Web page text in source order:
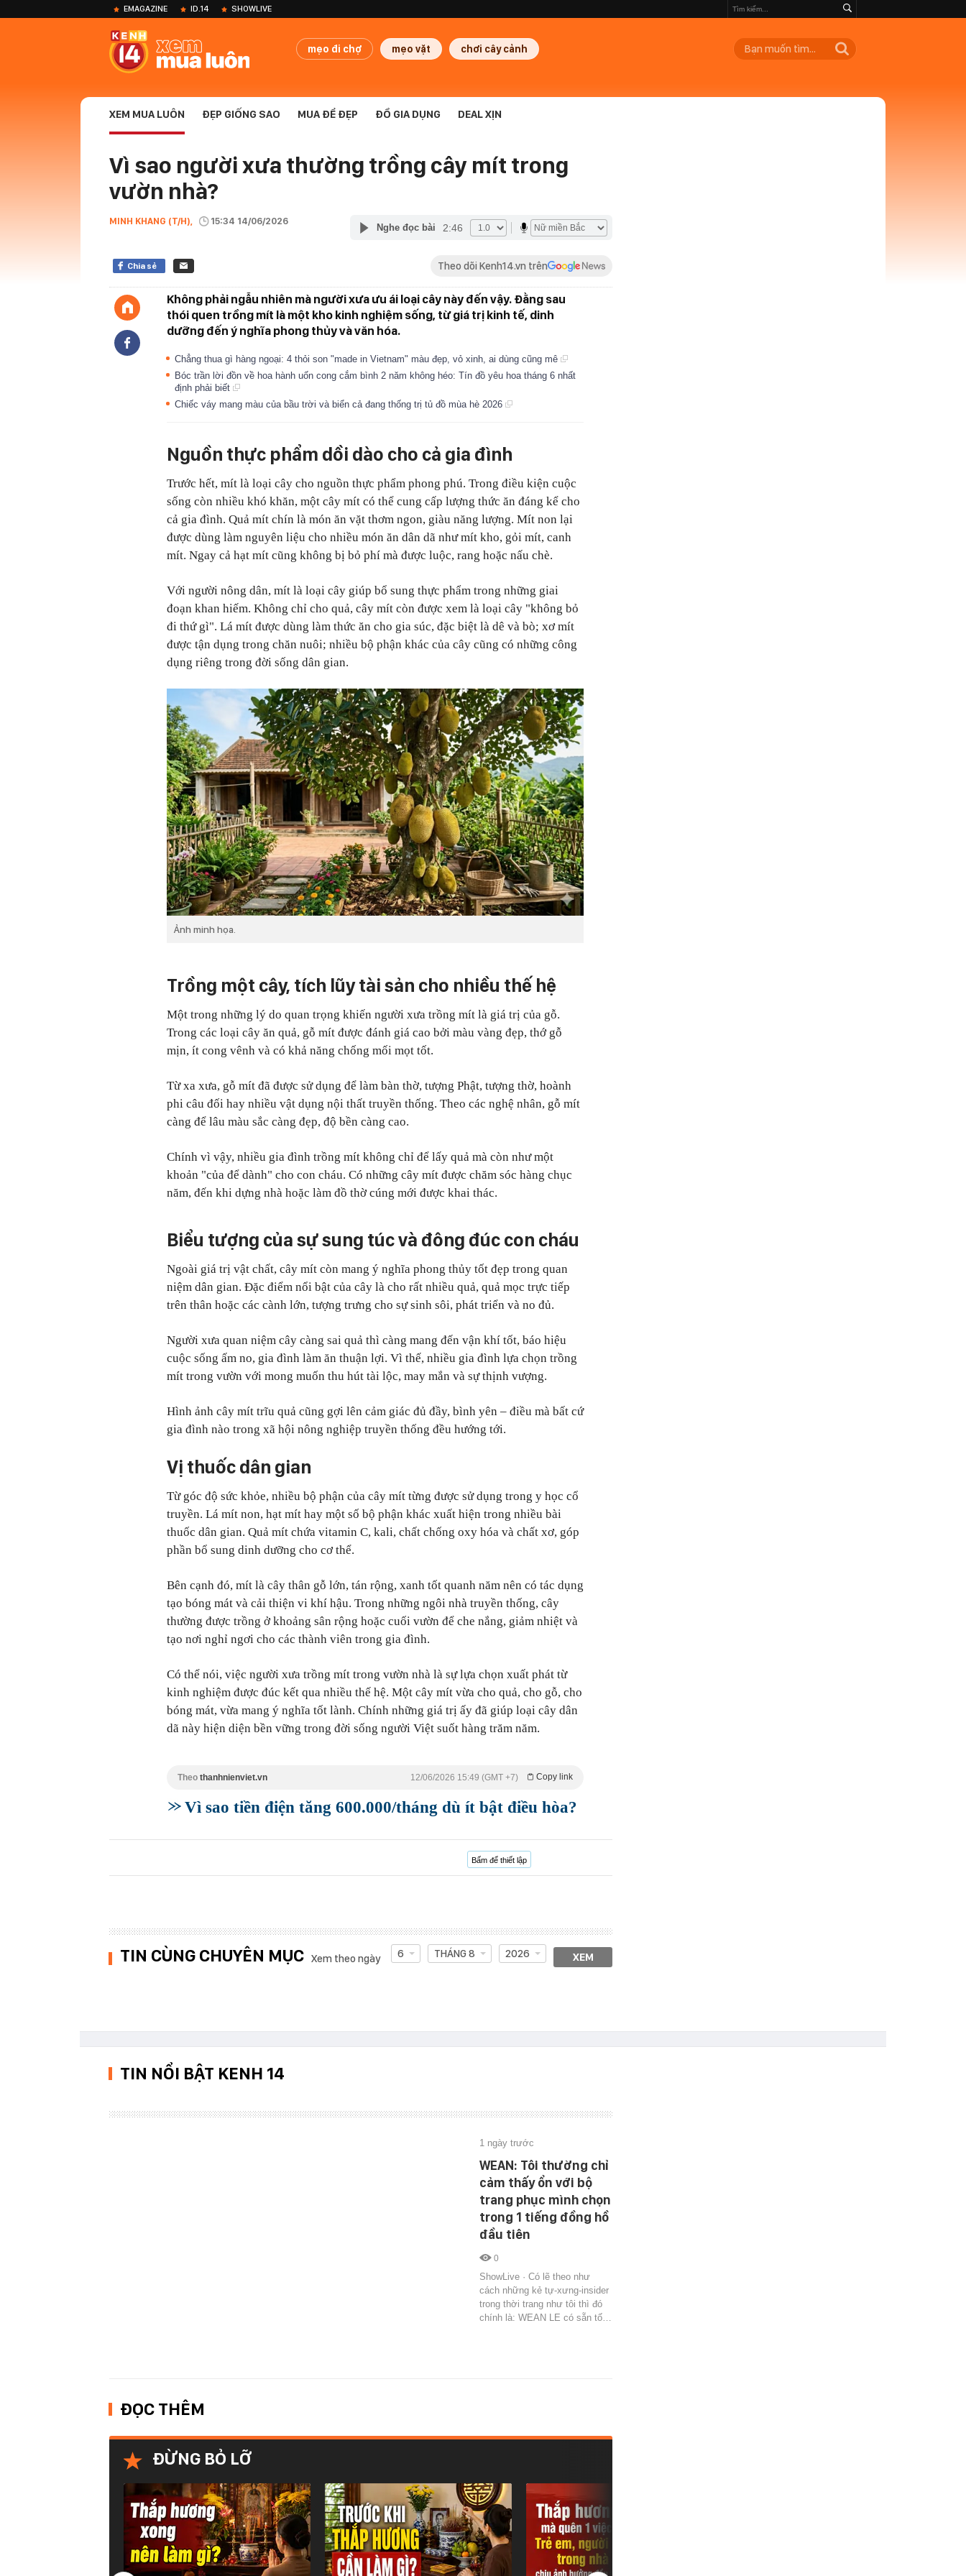
EMAGAZINE ID.14 SHOWLIVE
mẹo đi chợ mẹo vặt chơi cây cảnh
XEM MUA LUÔN ĐẸP GIỐNG SAO MUA ĐỂ ĐẸP ĐỒ GIA DỤNG DEAL XỊN
Vì sao người xưa thường trồng cây mít trong
vườn nhà?
MINH KHANG (T/H), 15:34 14/06/2026
Nghe đọc bài 2:46
Chia sẻ Theo dõi Kenh14.vn trên
Không phải ngẫu nhiên mà người xưa ưu ái loại cây này đến vậy. Đằng sau
thói quen trồng mít là một kho kinh nghiệm sống, từ giá trị kinh tế, dinh
dưỡng đến ý nghĩa phong thủy và văn hóa.
Chẳng thua gì hàng ngoại: 4 thỏi son "made in Vietnam" màu đẹp, vỏ xinh, ai dùng cũng mê
Bóc trần lời đồn về hoa hành uốn cong cắm bình 2 năm không héo: Tín đồ yêu hoa tháng 6 nhất
định phải biết
Chiếc váy mang màu của bầu trời và biển cả đang thống trị tủ đồ mùa hè 2026
Nguồn thực phẩm dồi dào cho cả gia đình
Trước hết, mít là loại cây cho nguồn thực phẩm phong phú. Trong điều kiện cuộc
sống còn nhiều khó khăn, một cây mít có thể cung cấp lượng thức ăn đáng kể cho
cả gia đình. Quả mít chín là món ăn vặt thơm ngon, giàu năng lượng. Mít non lại
được dùng làm nguyên liệu cho nhiều món ăn dân dã như mít kho, gỏi mít, canh
mít. Ngay cả hạt mít cũng không bị bỏ phí mà được luộc, rang hoặc nấu chè.
Với người nông dân, mít là loại cây giúp bổ sung thực phẩm trong những giai
đoạn khan hiếm. Không chỉ cho quả, cây mít còn được xem là loại cây "không bỏ
đi thứ gì". Lá mít được dùng làm thức ăn cho gia súc, đặc biệt là dê và bò; xơ mít
được tận dụng trong chăn nuôi; nhiều bộ phận khác của cây cũng có những công
dụng riêng trong đời sống dân gian.
Ảnh minh họa.
Trồng một cây, tích lũy tài sản cho nhiều thế hệ
Một trong những lý do quan trọng khiến người xưa trồng mít là giá trị của gỗ.
Trong các loại cây ăn quả, gỗ mít được đánh giá cao bởi màu vàng đẹp, thớ gỗ
mịn, ít cong vênh và có khả năng chống mối mọt tốt.
Từ xa xưa, gỗ mít đã được sử dụng để làm bàn thờ, tượng Phật, tượng thờ, hoành
phi câu đối hay nhiều vật dụng nội thất truyền thống. Theo các nghệ nhân, gỗ mít
càng để lâu màu sắc càng đẹp, độ bền càng cao.
Chính vì vậy, nhiều gia đình trồng mít không chỉ để lấy quả mà còn như một
khoản "của để dành" cho con cháu. Có những cây mít được chăm sóc hàng chục
năm, đến khi dựng nhà hoặc làm đồ thờ cúng mới được khai thác.
Biểu tượng của sự sung túc và đông đúc con cháu
Ngoài giá trị vật chất, cây mít còn mang ý nghĩa phong thủy tốt đẹp trong quan
niệm dân gian. Đặc điểm nổi bật của cây là cho rất nhiều quả, quả mọc trực tiếp
trên thân hoặc các cành lớn, tượng trưng cho sự sinh sôi, phát triển và no đủ.
Người xưa quan niệm cây càng sai quả thì càng mang đến vận khí tốt, báo hiệu
cuộc sống ấm no, gia đình làm ăn thuận lợi. Vì thế, nhiều gia đình lựa chọn trồng
mít trong vườn với mong muốn thu hút tài lộc, may mắn và sự thịnh vượng.
Hình ảnh cây mít trĩu quả cũng gợi lên cảm giác đủ đầy, bình yên – điều mà bất cứ
gia đình nào trong xã hội nông nghiệp truyền thống đều hướng tới.
Vị thuốc dân gian
Từ góc độ sức khỏe, nhiều bộ phận của cây mít từng được sử dụng trong y học cổ
truyền. Lá mít non, hạt mít hay một số bộ phận khác xuất hiện trong nhiều bài
thuốc dân gian. Quả mít chứa vitamin C, kali, chất chống oxy hóa và chất xơ, góp
phần bổ sung dinh dưỡng cho cơ thể.
Bên cạnh đó, mít là cây thân gỗ lớn, tán rộng, xanh tốt quanh năm nên có tác dụng
tạo bóng mát và cải thiện vi khí hậu. Trong những ngôi nhà truyền thống, cây
thường được trồng ở khoảng sân rộng hoặc cuối vườn để che nắng, giảm nhiệt và
tạo nơi nghỉ ngơi cho các thành viên trong gia đình.
Có thể nói, việc người xưa trồng mít trong vườn nhà là sự lựa chọn xuất phát từ
kinh nghiệm được đúc kết qua nhiều thế hệ. Một cây mít vừa cho quả, cho gỗ, cho
bóng mát, vừa mang ý nghĩa tốt lành. Chính những giá trị ấy đã giúp loại cây dân
dã này hiện diện bền vững trong đời sống người Việt suốt hàng trăm năm.
Theo thanhnienviet.vn Copy link
12/06/2026 15:49 (GMT +7)
Vì sao tiền điện tăng 600.000/tháng dù ít bật điều hòa?
Bấm để thiết lập
TIN CÙNG CHUYÊN MỤC Xem theo ngày 6 THÁNG 8 2026 XEM
TIN NỔI BẬT KENH 14
1 ngày trước
WEAN: Tôi thường chỉ
cảm thấy ổn với bộ
trang phục mình chọn
trong 1 tiếng đồng hồ
đầu tiên
0
ShowLive · Có lẽ theo như
cách những kẻ tự-xưng-insider
trong thời trang như tôi thì đó
chính là: WEAN LE có sẵn tố…
ĐỌC THÊM
ĐỪNG BỎ LỠ